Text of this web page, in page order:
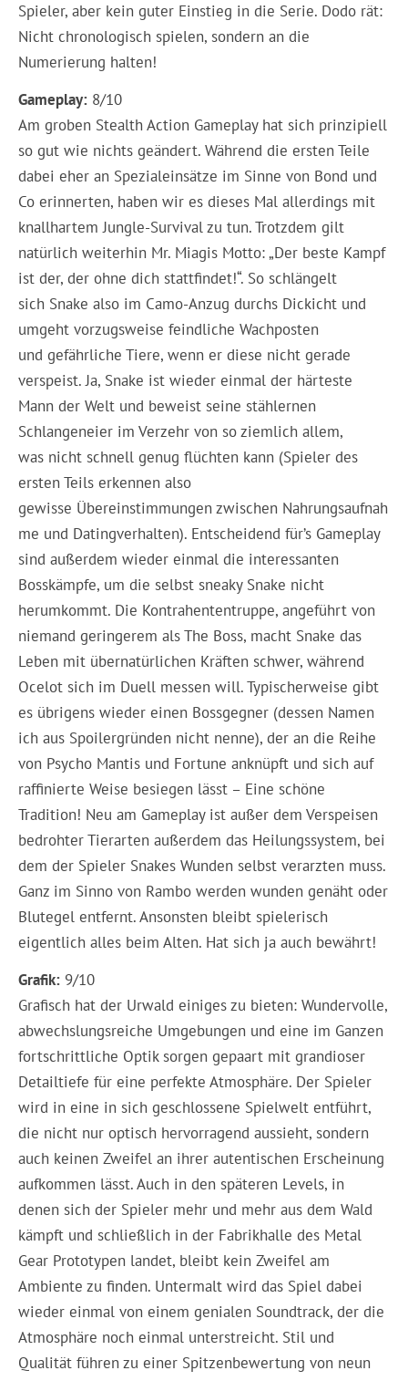
Spieler, aber kein guter Einstieg in die Serie. Dodo rät:
Nicht chronologisch spielen, sondern an die
Numerierung halten!
Gameplay: 8/10
Am groben Stealth Action Gameplay hat sich prinzipiell
so gut wie nichts geändert. Während die ersten Teile
dabei eher an Spezialeinsätze im Sinne von Bond und
Co erinnerten, haben wir es dieses Mal allerdings mit
knallhartem Jungle-Survival zu tun. Trotzdem gilt
natürlich weiterhin Mr. Miagis Motto: „Der beste Kampf
ist der, der ohne dich stattfindet!“. So schlängelt
sich Snake also im Camo-Anzug durchs Dickicht und
umgeht vorzugsweise feindliche Wachposten
und gefährliche Tiere, wenn er diese nicht gerade
verspeist. Ja, Snake ist wieder einmal der härteste
Mann der Welt und beweist seine stählernen
Schlangeneier im Verzehr von so ziemlich allem,
was nicht schnell genug flüchten kann (Spieler des
ersten Teils erkennen also
gewisse Übereinstimmungen zwischen Nahrungsaufnah
me und Datingverhalten). Entscheidend für’s Gameplay
sind außerdem wieder einmal die interessanten
Bosskämpfe, um die selbst sneaky Snake nicht
herumkommt. Die Kontrahententruppe, angeführt von
niemand geringerem als The Boss, macht Snake das
Leben mit übernatürlichen Kräften schwer, während
Ocelot sich im Duell messen will. Typischerweise gibt
es übrigens wieder einen Bossgegner (dessen Namen
ich aus Spoilergründen nicht nenne), der an die Reihe
von Psycho Mantis und Fortune anknüpft und sich auf
raffinierte Weise besiegen lässt – Eine schöne
Tradition! Neu am Gameplay ist außer dem Verspeisen
bedrohter Tierarten außerdem das Heilungssystem, bei
dem der Spieler Snakes Wunden selbst verarzten muss.
Ganz im Sinno von Rambo werden wunden genäht oder
Blutegel entfernt. Ansonsten bleibt spielerisch
eigentlich alles beim Alten. Hat sich ja auch bewährt!
Grafik: 9/10
Grafisch hat der Urwald einiges zu bieten: Wundervolle,
abwechslungsreiche Umgebungen und eine im Ganzen
fortschrittliche Optik sorgen gepaart mit grandioser
Detailtiefe für eine perfekte Atmosphäre. Der Spieler
wird in eine in sich geschlossene Spielwelt entführt,
die nicht nur optisch hervorragend aussieht, sondern
auch keinen Zweifel an ihrer autentischen Erscheinung
aufkommen lässt. Auch in den späteren Levels, in
denen sich der Spieler mehr und mehr aus dem Wald
kämpft und schließlich in der Fabrikhalle des Metal
Gear Prototypen landet, bleibt kein Zweifel am
Ambiente zu finden. Untermalt wird das Spiel dabei
wieder einmal von einem genialen Soundtrack, der die
Atmosphäre noch einmal unterstreicht. Stil und
Qualität führen zu einer Spitzenbewertung von neun